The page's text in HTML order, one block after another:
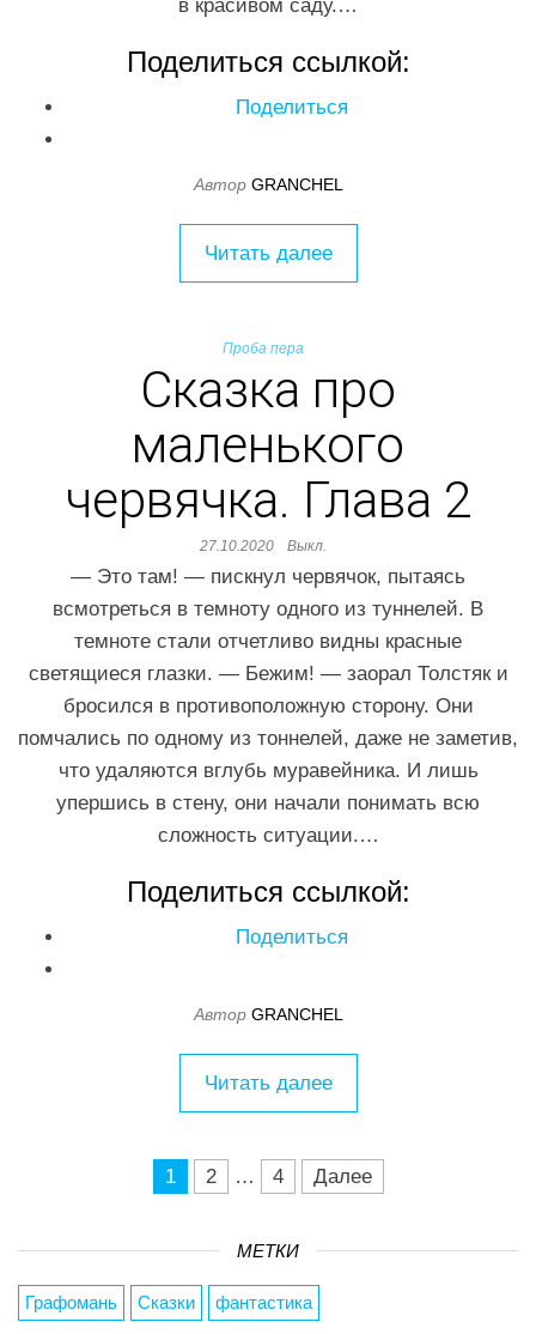
в красивом саду.…
Поделиться ссылкой:
Поделиться
Автор GRANCHEL
Читать далее
Проба пера
Сказка про
маленького
червячка. Глава 2
27.10.2020 Выкл.
— Это там! — пискнул червячок, пытаясь
всмотреться в темноту одного из туннелей. В
темноте стали отчетливо видны красные
светящиеся глазки. — Бежим! — заорал Толстяк и
бросился в противоположную сторону. Они
помчались по одному из тоннелей, даже не заметив,
что удаляются вглубь муравейника. И лишь
упершись в стену, они начали понимать всю
сложность ситуации.…
Поделиться ссылкой:
Поделиться
Автор GRANCHEL
Читать далее
Навигация по записям
1 2 … 4 Далее
МЕТКИ
Графомань Сказки фантастика